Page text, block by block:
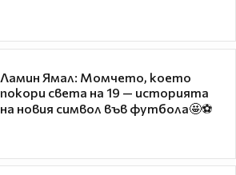
Ламин Ямал: Момчето, което
покори света на 19 — историята
на новия символ във футбола🤩⚽